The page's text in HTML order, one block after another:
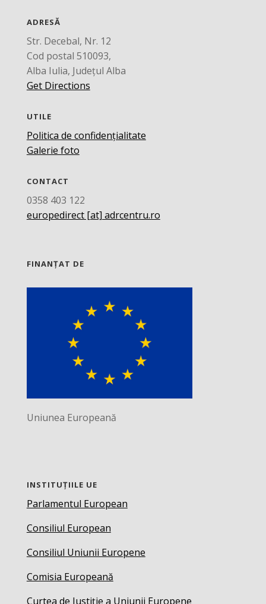
ADRESĂ
Str. Decebal, Nr. 12
Cod postal 510093,
Alba Iulia, Județul Alba
Get Directions
UTILE
Politica de confidențialitate
Galerie foto
CONTACT
0358 403 122
europedirect [at] adrcentru.ro
FINANȚAT DE
Uniunea Europeană
INSTITUȚIILE UE
Parlamentul European
Consiliul European
Consiliul Uniunii Europene
Comisia Europeană
Curtea de Justiție a Uniunii Europene